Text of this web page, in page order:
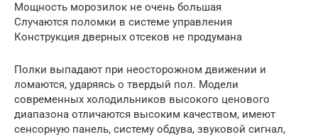
Мощность морозилок не очень большая
Случаются поломки в системе управления
Конструкция дверных отсеков не продумана
Полки выпадают при неосторожном движении и
ломаются, ударяясь о твердый пол. Модели
современных холодильников высокого ценового
диапазона отличаются высоким качеством, имеют
сенсорную панель, систему обдува, звуковой сигнал,